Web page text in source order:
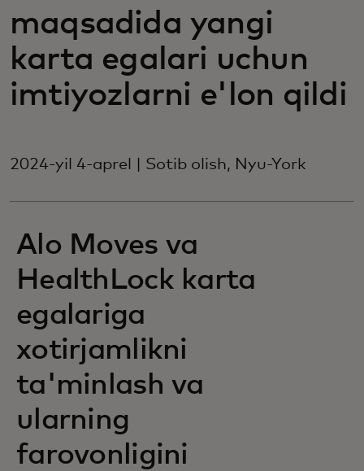
maqsadida yangi
karta egalari uchun
imtiyozlarni e'lon qildi
2024-yil 4-aprel | Sotib olish, Nyu-York
Alo Moves va
HealthLock karta
egalariga
xotirjamlikni
ta'minlash va
ularning
farovonligini